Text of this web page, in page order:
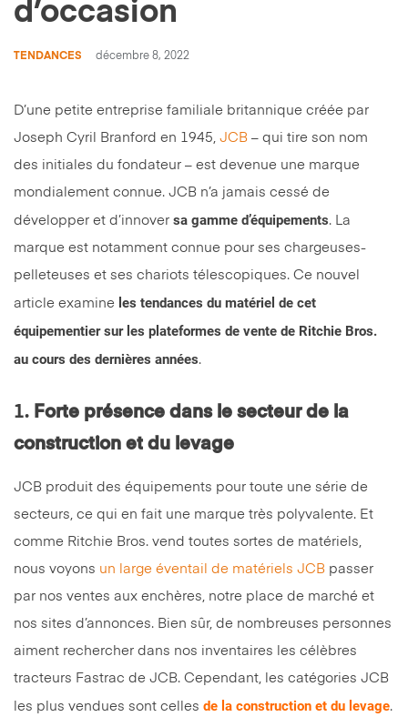
d’occasion
TENDANCES décembre 8, 2022
D’une petite entreprise familiale britannique créée par
Joseph Cyril Branford en 1945, JCB – qui tire son nom
des initiales du fondateur – est devenue une marque
mondialement connue. JCB n’a jamais cessé de
développer et d’innover sa gamme d’équipements. La
marque est notamment connue pour ses chargeuses-
pelleteuses et ses chariots télescopiques. Ce nouvel
article examine les tendances du matériel de cet
équipementier sur les plateformes de vente de Ritchie Bros.
au cours des dernières années.
1. Forte présence dans le secteur de la
construction et du levage
JCB produit des équipements pour toute une série de
secteurs, ce qui en fait une marque très polyvalente. Et
comme Ritchie Bros. vend toutes sortes de matériels,
nous voyons un large éventail de matériels JCB passer
par nos ventes aux enchères, notre place de marché et
nos sites d’annonces. Bien sûr, de nombreuses personnes
aiment rechercher dans nos inventaires les célèbres
tracteurs Fastrac de JCB. Cependant, les catégories JCB
les plus vendues sont celles de la construction et du levage.